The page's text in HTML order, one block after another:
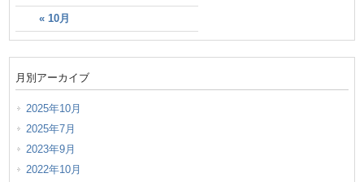
« 10月
月別アーカイブ
2025年10月
2025年7月
2023年9月
2022年10月